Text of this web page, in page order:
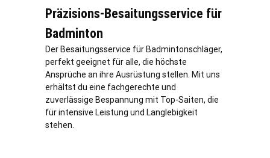
Präzisions-Besaitungsservice für
Badminton
Der Besaitungsservice für Badmintonschläger,
perfekt geeignet für alle, die höchste
Ansprüche an ihre Ausrüstung stellen. Mit uns
erhältst du eine fachgerechte und
zuverlässige Bespannung mit Top-Saiten, die
für intensive Leistung und Langlebigkeit
stehen.